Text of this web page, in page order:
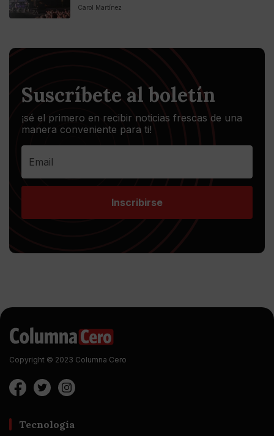
Carol Martínez
Suscríbete al boletín
¡sé el primero en recibir noticias frescas de una
manera conveniente para ti!
Inscribirse
Copyright © 2023 Columna Cero
Tecnología